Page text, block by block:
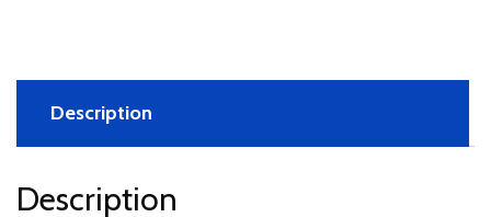
Description
Description